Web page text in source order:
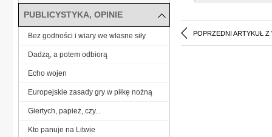
POPRZEDNI ARTYKUŁ Z
PUBLICYSTYKA, OPINIE
Bez godności i wiary we własne siły
Dadzą, a potem odbiorą
Echo wojen
Europejskie zasady gry w piłkę nożną
Giertych, papież, czy...
Kto panuje na Litwie